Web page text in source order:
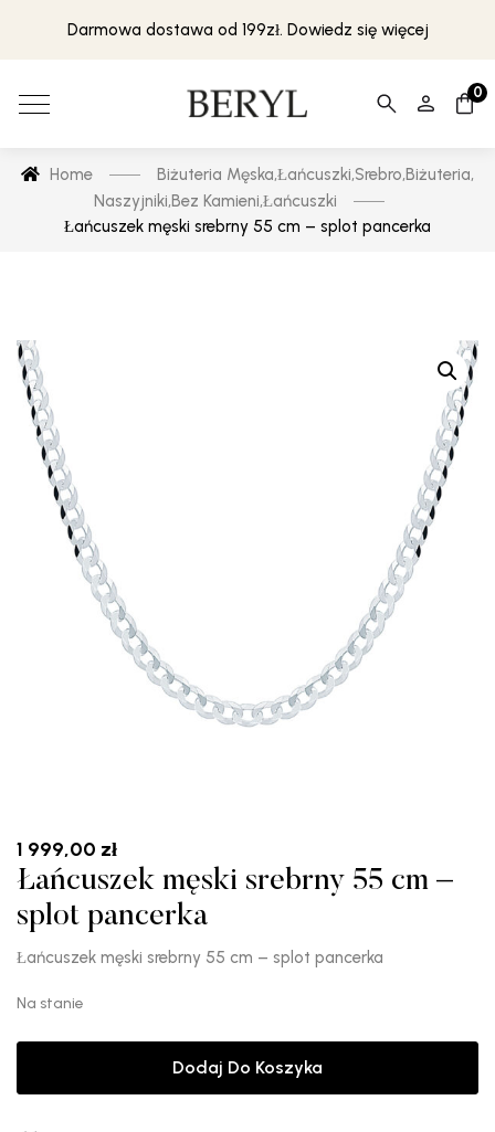
Darmowa dostawa od 199zł. Dowiedz się więcej
0
Home Biżuteria Męska,Łańcuszki,Srebro,Biżuteria,
Naszyjniki,Bez Kamieni,Łańcuszki
Łańcuszek męski srebrny 55 cm – splot pancerka
1 999,00 zł
Łańcuszek męski srebrny 55 cm –
splot pancerka
Łańcuszek męski srebrny 55 cm – splot pancerka
Na stanie
Dodaj Do Koszyka